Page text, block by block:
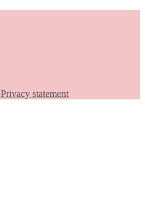
Privacy statement